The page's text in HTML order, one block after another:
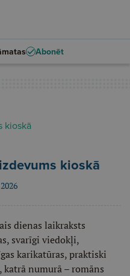
Abonēt
kioskā
kioskā
dienas laikraksts
svarīgi viedokļi,
karikatūras, praktiski
numurā – romāns